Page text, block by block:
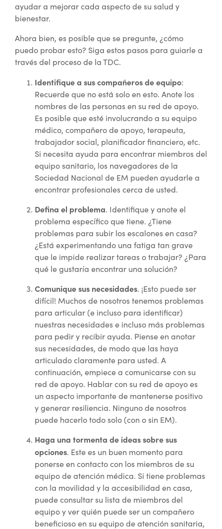
ayudar a mejorar cada aspecto de su salud y
bienestar.
Ahora bien, es posible que se pregunte, ¿cómo
puedo probar esto? Siga estos pasos para guiarle a
través del proceso de la TDC.
Identifique a sus compañeros de equipo:
Recuerde que no está solo en esto. Anote los
nombres de las personas en su red de apoyo.
Es posible que esté involucrando a su equipo
médico, compañero de apoyo, terapeuta,
trabajador social, planificador financiero, etc.
Si necesita ayuda para encontrar miembros del
equipo sanitario, los navegadores de la
Sociedad Nacional de EM pueden ayudarle a
encontrar profesionales cerca de usted.
Defina el problema. Identifique y anote el
problema específico que tiene. ¿Tiene
problemas para subir los escalones en casa?
¿Está experimentando una fatiga tan grave
que le impide realizar tareas o trabajar? ¿Para
qué le gustaría encontrar una solución?
Comunique sus necesidades. ¡Esto puede ser
difícil! Muchos de nosotros tenemos problemas
para articular (e incluso para identificar)
nuestras necesidades e incluso más problemas
para pedir y recibir ayuda. Piense en anotar
sus necesidades, de modo que las haya
articulado claramente para usted. A
continuación, empiece a comunicarse con su
red de apoyo. Hablar con su red de apoyo es
un aspecto importante de mantenerse positivo
y generar resiliencia. Ninguno de nosotros
puede hacerlo todo solo (con o sin EM).
Haga una tormenta de ideas sobre sus
opciones. Este es un buen momento para
ponerse en contacto con los miembros de su
equipo de atención médica. Si tiene problemas
con la movilidad y la accesibilidad en casa,
puede consultar su lista de miembros del
equipo y ver quién puede ser un compañero
beneficioso en su equipo de atención sanitaria,